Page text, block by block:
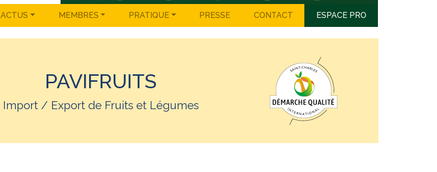
ACTUS MEMBRES PRATIQUE PRESSE CONTACT ESPACE PRO
PAVIFRUITS
Import / Export de Fruits et Légumes